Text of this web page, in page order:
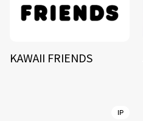
KAWAII FRIENDS
IP